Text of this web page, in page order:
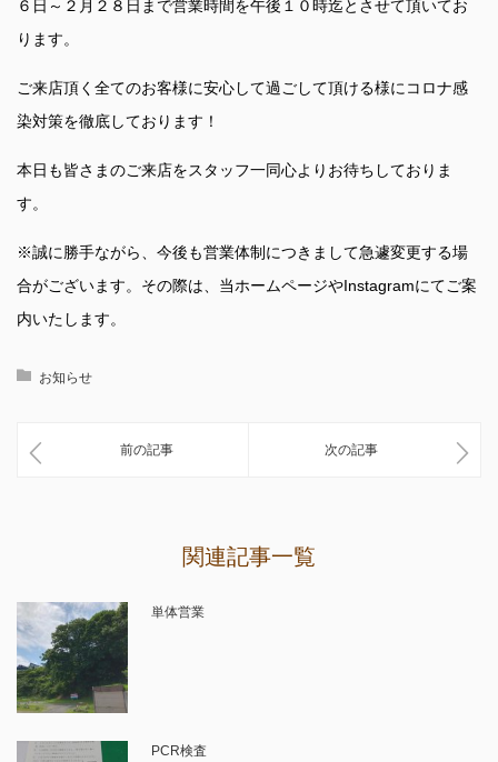
６日～２月２８日まで営業時間を午後１０時迄とさせて頂いてお
ります。
ご来店頂く全てのお客様に安心して過ごして頂ける様にコロナ感
染対策を徹底しております！
本日も皆さまのご来店をスタッフ一同心よりお待ちしておりま
す。
※誠に勝手ながら、今後も営業体制につきまして急遽変更する場
合がございます。その際は、当ホームページやInstagramにてご案
内いたします。
お知らせ
前の記事 次の記事
関連記事一覧
単体営業
PCR検査